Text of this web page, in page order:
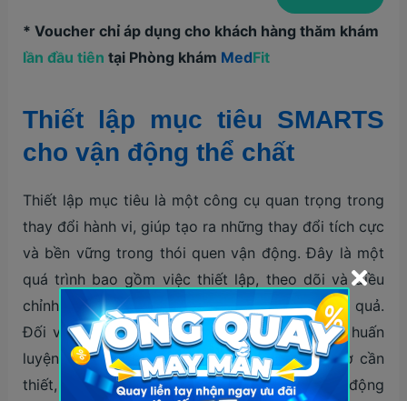
* Voucher chỉ áp dụng cho khách hàng thăm khám
lần đầu tiên tại Phòng khám MedFit
Thiết lập mục tiêu SMARTS
cho vận động thể chất
Thiết lập mục tiêu là một công cụ quan trọng trong
thay đổi hành vi, giúp tạo ra những thay đổi tích cực
và bền vững trong thói quen vận động. Đây là một
quá trình bao gồm việc thiết lập, theo dõi và điều
chỉnh mục tiêu để đảm bảo sự tiến bộ và hiệu quả.
Đối với người béo phì, tham khảo ý kiến của huấn
luyện viên để có thể được cung cấp sự hỗ trợ cần
thiết, từ đó giúp tăng cường nỗ lực và duy trì động